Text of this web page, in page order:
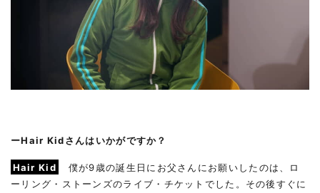
ーHair Kidさんはいかがですか？
Hair Kid
僕が9歳の誕生日にお父さんにお願いしたのは、ロ
ーリング・ストーンズのライブ・チケットでした。その後すぐに